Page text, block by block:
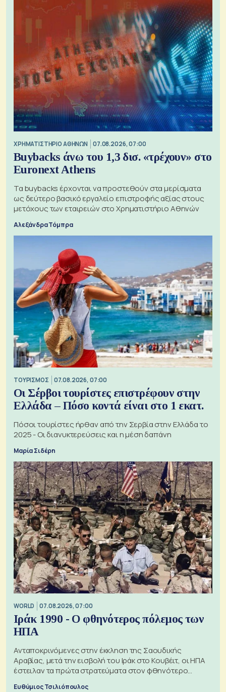
XΡΗΜΑΤΙΣΤΗΡΙΟ ΑΘΗΝΩΝ 07.08.2026, 07:00
Buybacks άνω του 1,3 δισ. «τρέχουν» στο
Euronext Athens
Τα buybacks έρχονται να προστεθούν στα μερίσματα
ως δεύτερο βασικό εργαλείο επιστροφής αξίας στους
μετόχους των εταιρειών στο Χρηματιστήριο Αθηνών
Αλεξάνδρα Τόμπρα
ΤΟΥΡΙΣΜΟΣ 07.08.2026, 07:00
Οι Σέρβοι τουρίστες επιστρέφουν στην
Ελλάδα – Πόσο κοντά είναι στο 1 εκατ.
Πόσοι τουρίστες ήρθαν από την Σερβία στην Ελλάδα το
2025 - Οι διανυκτερεύσεις και η μέση δαπάνη
Μαρία Σιδέρη
WORLD 07.08.2026, 07:00
Ιράκ 1990 - Ο φθηνότερος πόλεμος των
ΗΠΑ
Ανταποκρινόμενες στην έκκληση της Σαουδικής
Αραβίας, μετά την εισβολή του Ιράκ στο Κουβέιτ, οι ΗΠΑ
έστειλαν τα πρώτα στρατεύματα στον φθηνότερο
πόλεμο της ιστορίας τους
Ευθύμιος Τσιλιόπουλος